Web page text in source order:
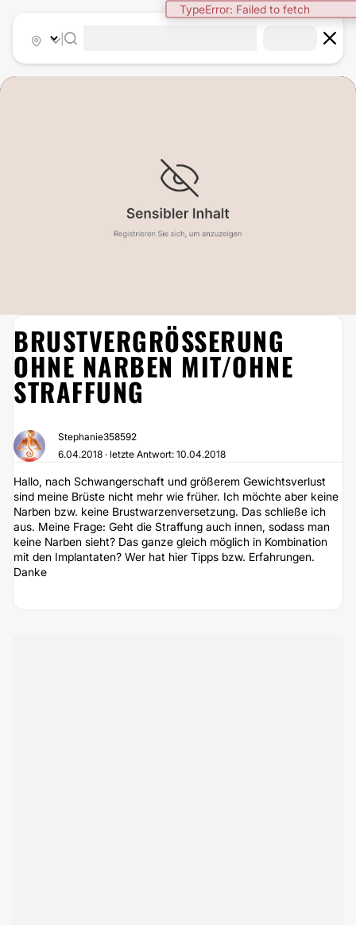
TypeError: Failed to fetch
BRUSTVERGRÖSSERUNG
BRUSTVERGRÖSSERUNG O
HNE NARBEN MIT/OHNE S
TRAFFUNG
Stephanie358592
6.04.2018 · letzte Antwort: 10.04.2018
Hallo, nach Schwangerschaft und größerem Gewichtsverlust
sind meine Brüste nicht mehr wie früher. Ich möchte aber keine
Narben bzw. keine Brustwarzenversetzung. Das schließe ich
aus. Meine Frage: Geht die Straffung auch innen, sodass man
keine Narben sieht? Das ganze gleich möglich in Kombination
mit den Implantaten? Wer hat hier Tipps bzw. Erfahrungen.
Danke